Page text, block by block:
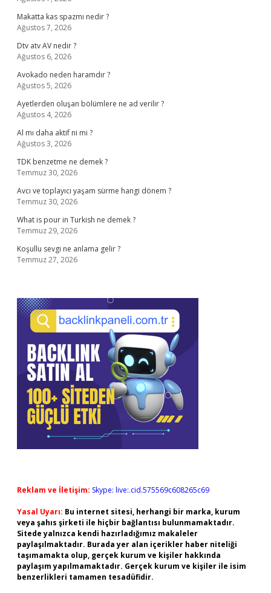
Makatta kas spazmı nedir ?
Ağustos 7, 2026
Dtv atv AV nedir ?
Ağustos 6, 2026
Avokado neden haramdır ?
Ağustos 5, 2026
Ayetlerden oluşan bölümlere ne ad verilir ?
Ağustos 4, 2026
Al mı daha aktif ni mi ?
Ağustos 3, 2026
TDK benzetme ne demek ?
Temmuz 30, 2026
Avcı ve toplayıcı yaşam sürme hangi dönem ?
Temmuz 30, 2026
What is pour in Turkish ne demek ?
Temmuz 29, 2026
Koşullu sevgi ne anlama gelir ?
Temmuz 27, 2026
Reklam ve İletişim: Skype: live:.cid.575569c608265c69
Yasal Uyarı: Bu internet sitesi, herhangi bir marka, kurum
veya şahıs şirketi ile hiçbir bağlantısı bulunmamaktadır.
Sitede yalnızca kendi hazırladığımız makaleler
paylaşılmaktadır. Burada yer alan içerikler haber niteliği
taşımamakta olup, gerçek kurum ve kişiler hakkında
paylaşım yapılmamaktadır. Gerçek kurum ve kişiler ile isim
benzerlikleri tamamen tesadüfidir.